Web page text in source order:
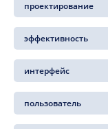
проектирование
эффективность
интерфейс
пользователь